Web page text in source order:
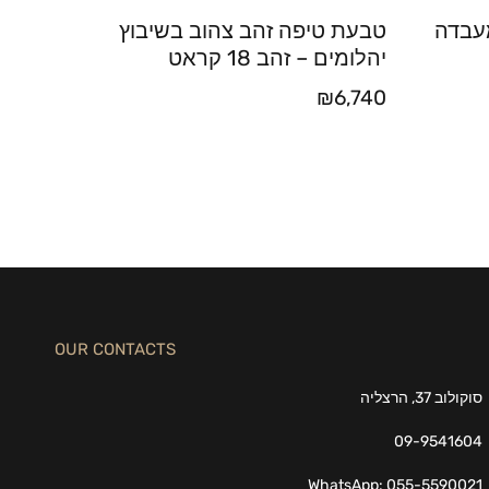
טבעת טיפה זהב צהוב בשיבוץ
יהלומים – זהב 18 קראט
₪6,740
OUR CONTACTS
סוקולוב 37, הרצליה
09-9541604